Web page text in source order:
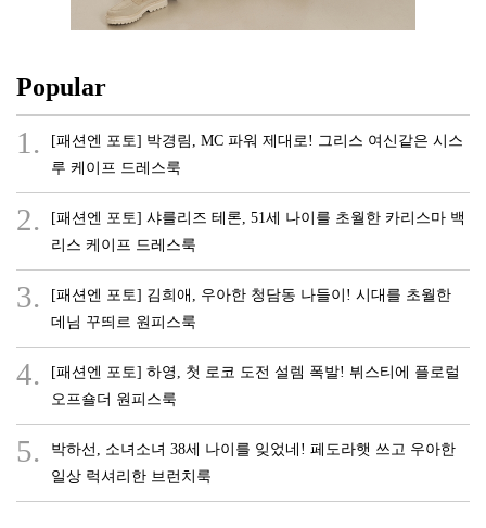
Popular
1.
[패션엔 포토] 박경림, MC 파워 제대로! 그리스 여신같은 시스
루 케이프 드레스룩
2.
[패션엔 포토] 샤를리즈 테론, 51세 나이를 초월한 카리스마 백
리스 케이프 드레스룩
3.
[패션엔 포토] 김희애, 우아한 청담동 나들이! 시대를 초월한
데님 꾸띄르 원피스룩
4.
[패션엔 포토] 하영, 첫 로코 도전 설렘 폭발! 뷔스티에 플로럴
오프숄더 원피스룩
5.
박하선, 소녀소녀 38세 나이를 잊었네! 페도라햇 쓰고 우아한
일상 럭셔리한 브런치룩